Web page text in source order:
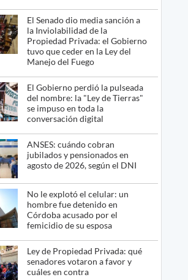
El Senado dio media sanción a
la Inviolabilidad de la
Propiedad Privada: el Gobierno
tuvo que ceder en la Ley del
Manejo del Fuego
El Gobierno perdió la pulseada
del nombre: la "Ley de Tierras"
se impuso en toda la
conversación digital
ANSES: cuándo cobran
jubilados y pensionados en
agosto de 2026, según el DNI
No le explotó el celular: un
hombre fue detenido en
Córdoba acusado por el
femicidio de su esposa
Ley de Propiedad Privada: qué
senadores votaron a favor y
cuáles en contra